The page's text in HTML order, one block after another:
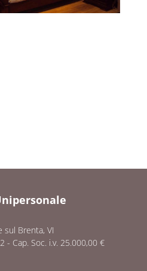
sul Brenta, VI
- Cap. Soc. i.v. 25.000,00 €